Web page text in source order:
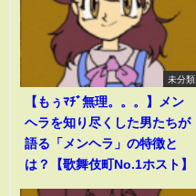
未分類
【もぅﾏﾁﾞ無理。。。】メン
ヘラを知り尽くした男たちが
語る「メンヘラ」の特徴と
は？【歌舞伎町No.1ホスト】